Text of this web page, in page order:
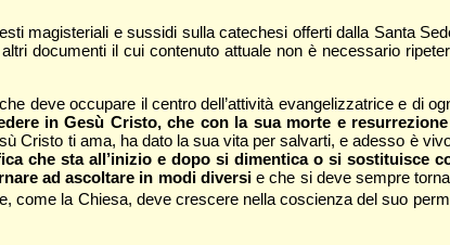
magisteriali e sussidi sulla catechesi offerti dalla Santa
documenti il cui contenuto attuale non è necessario
deve occupare il centro dell’attività evangelizzatrice e di
in Gesù Cristo, che con la sua morte e
Cristo ti ama, ha dato la sua vita per salvarti, e adesso è
che sta all’inizio e dopo si dimentica o si sostituisce
ad ascoltare in modi diversie che si deve sempre
come la Chiesa, deve crescere nella coscienza del suo